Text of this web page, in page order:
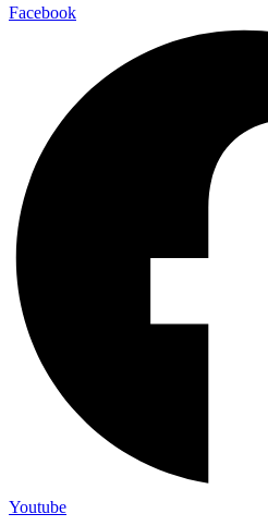
Facebook
Youtube